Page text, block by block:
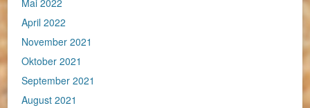
Mai 2022
April 2022
November 2021
Oktober 2021
September 2021
August 2021